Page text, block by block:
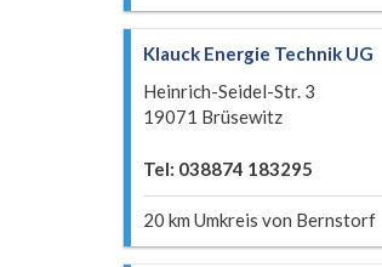
Klauck Energie Technik UG
Heinrich-Seidel-Str. 3
19071 Brüsewitz
Tel: 038874 183295
20 km Umkreis von Bernstorf